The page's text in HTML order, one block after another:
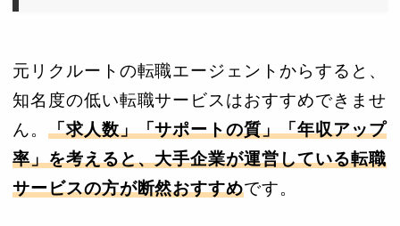
元リクルートの転職エージェントからすると、
知名度の低い転職サービスはおすすめできませ
ん。 「求人数」「サポートの質」「年収アップ
率」を考えると、大手企業が運営している転職
サービスの方が断然おすすめです。